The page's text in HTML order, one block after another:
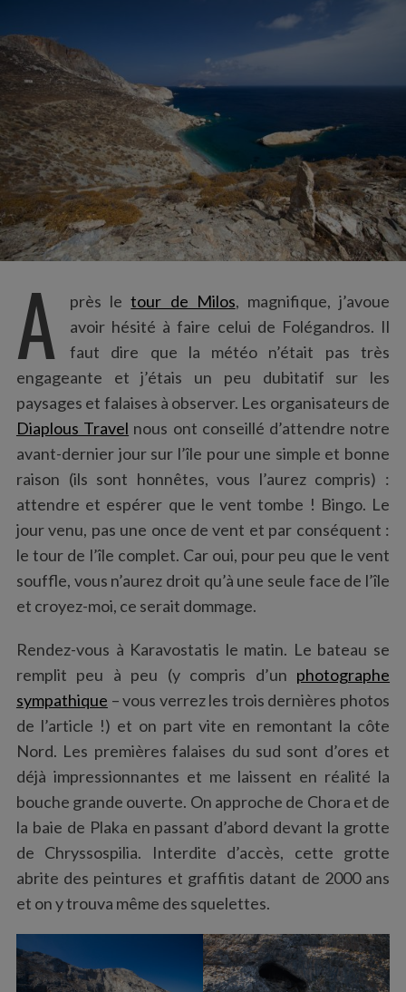
A près letour de Milos, magnifique, j’avoue
avoir hésité à faire celui de Folégandros. Il
faut dire que la météo n’était pas très
engageante et j’étais un peu dubitatif sur les
paysages et falaises à observer. Les organisateurs de
Diaplous Travel nous ont conseillé d’attendre notre
avant-dernier jour sur l’île pour une simple et bonne
raison (ils sont honnêtes, vous l’aurez compris) :
attendre et espérer que le vent tombe ! Bingo. Le
jour venu, pas une once de vent et par conséquent :
le tour de l’île complet. Car oui, pour peu que le vent
souffle, vous n’aurez droit qu’à une seule face de l’île
et croyez-moi, ce serait dommage.
Rendez-vous à Karavostatis le matin. Le bateau se
remplit peu à peu (y compris d’un photographe
sympathique – vous verrez les trois dernières photos
de l’article !) et on part vite en remontant la côte
Nord. Les premières falaises du sud sont d’ores et
déjà impressionnantes et me laissent en réalité la
bouche grande ouverte. On approche de Chora et de
la baie de Plaka en passant d’abord devant la grotte
de Chryssospilia. Interdite d’accès, cette grotte
abrite des peintures et graffitis datant de 2000 ans
et on y trouva même des squelettes.